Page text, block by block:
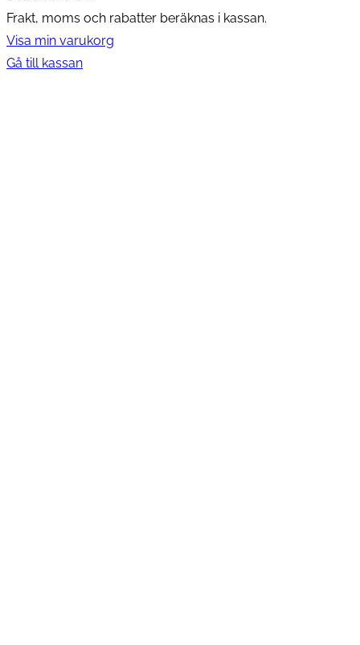
Produkter
i
varukorg
Frakt, moms och rabatter beräknas i kassan.
Visa min varukorg
Gå till kassan